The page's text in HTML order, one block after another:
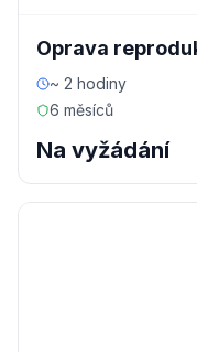
Oprava
~ 2 hodiny
6 měsíců
Na vyžádání